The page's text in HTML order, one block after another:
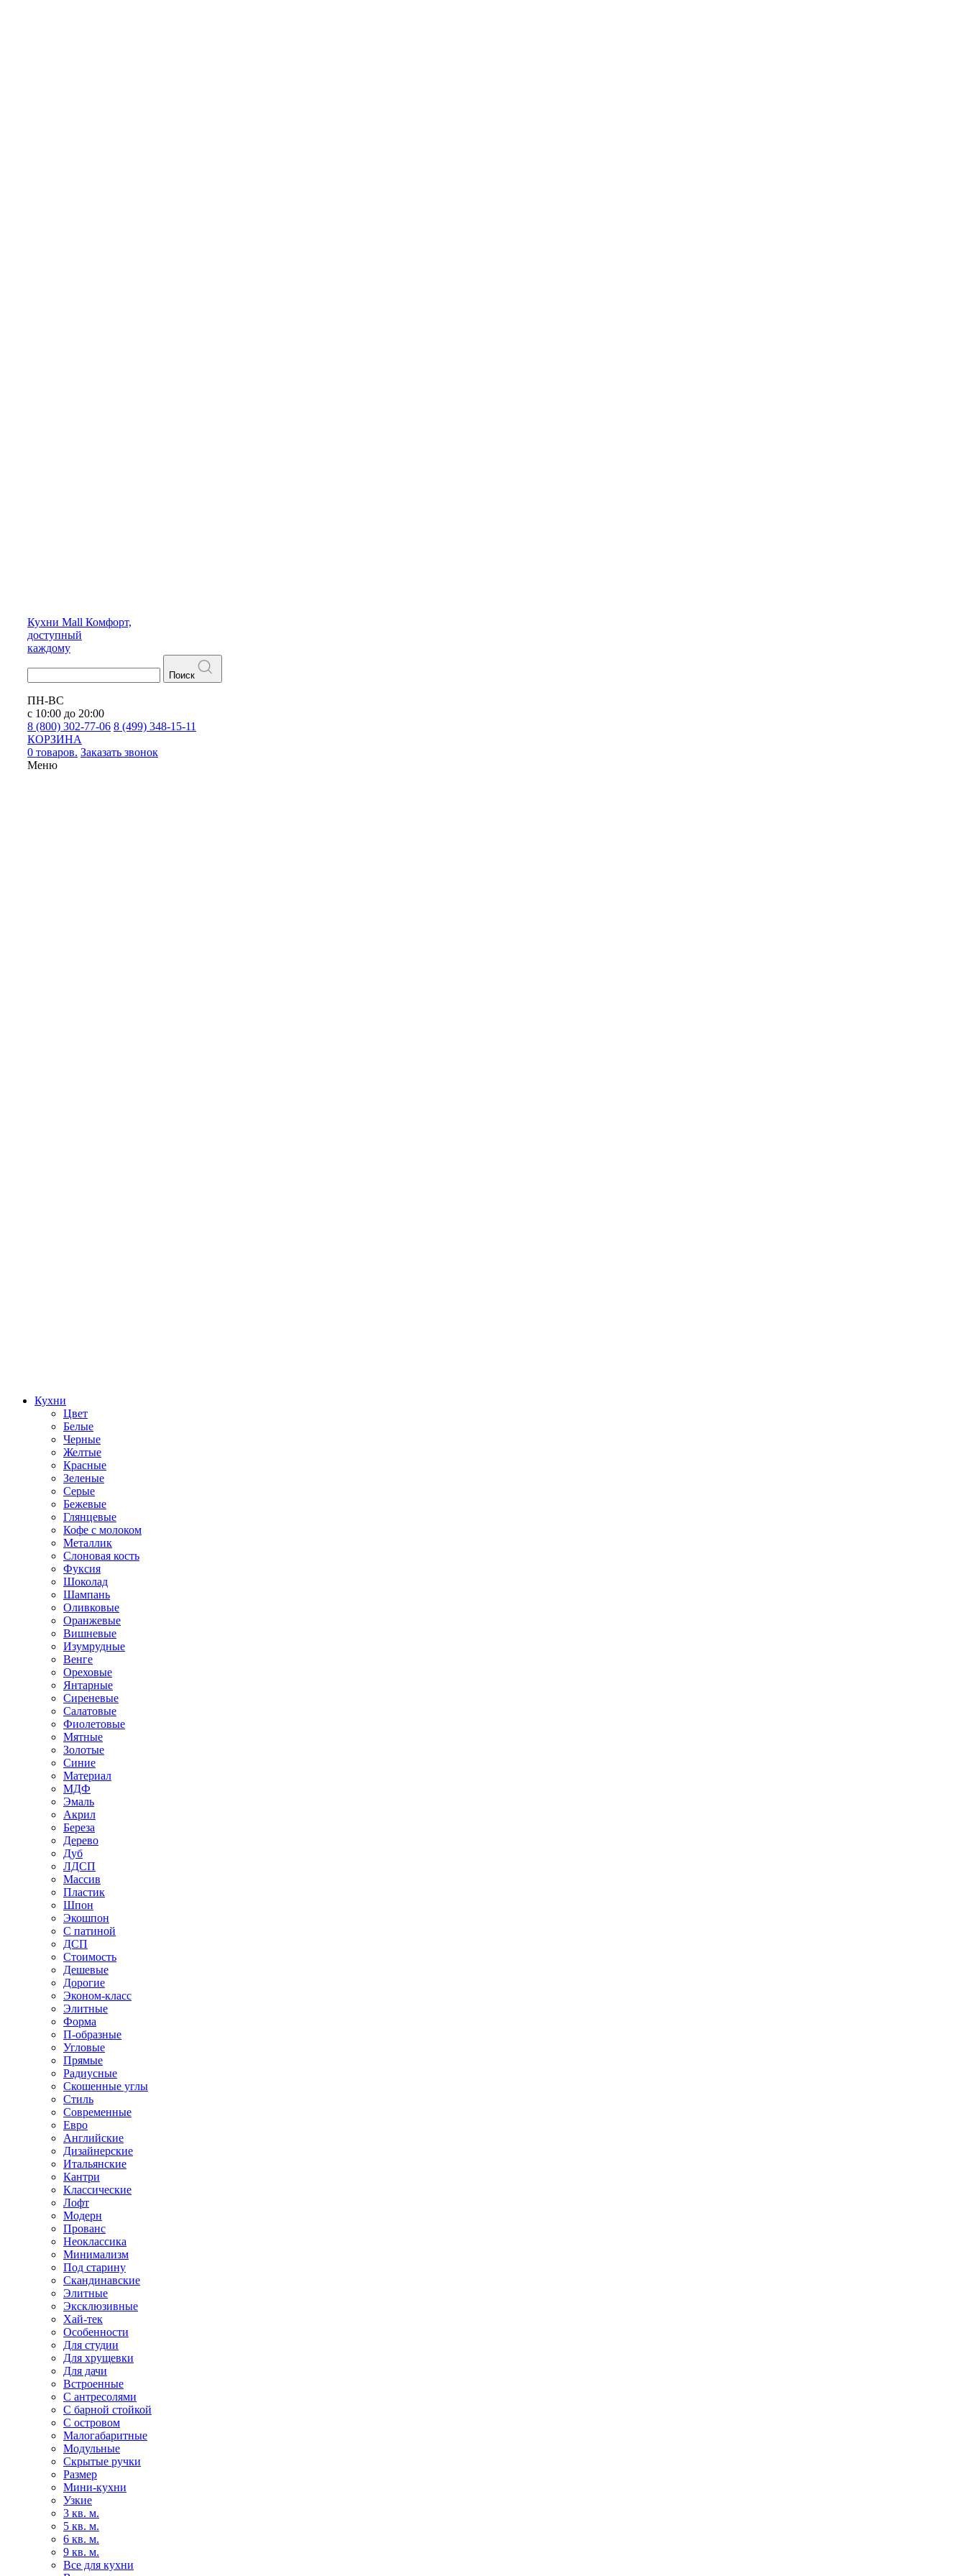
Кухни Mall Комфорт,
доступный
каждому
Поиск
ПН-ВС
с 10:00 до 20:00
8 (800) 302-77-06 8 (499) 348-15-11
КОРЗИНА
0 товаров. Заказать звонок
Меню
Кухни
Цвет
Белые
Черные
Желтые
Красные
Зеленые
Серые
Бежевые
Глянцевые
Кофе с молоком
Металлик
Слоновая кость
Фуксия
Шоколад
Шампань
Оливковые
Оранжевые
Вишневые
Изумрудные
Венге
Ореховые
Янтарные
Сиреневые
Салатовые
Фиолетовые
Мятные
Золотые
Синие
Материал
МДФ
Эмаль
Акрил
Береза
Дерево
Дуб
ЛДСП
Массив
Пластик
Шпон
Экошпон
С патиной
ДСП
Стоимость
Дешевые
Дорогие
Эконом-класс
Элитные
Форма
П-образные
Угловые
Прямые
Радиусные
Скошенные углы
Стиль
Современные
Евро
Английские
Дизайнерские
Итальянские
Кантри
Классические
Лофт
Модерн
Прованс
Неоклассика
Минимализм
Под старину
Скандинавские
Элитные
Эксклюзивные
Хай-тек
Особенности
Для студии
Для хрущевки
Для дачи
Встроенные
С антресолями
С барной стойкой
С островом
Малогабаритные
Модульные
Скрытые ручки
Размер
Мини-кухни
Узкие
3 кв. м.
5 кв. м.
6 кв. м.
9 кв. м.
Все для кухни